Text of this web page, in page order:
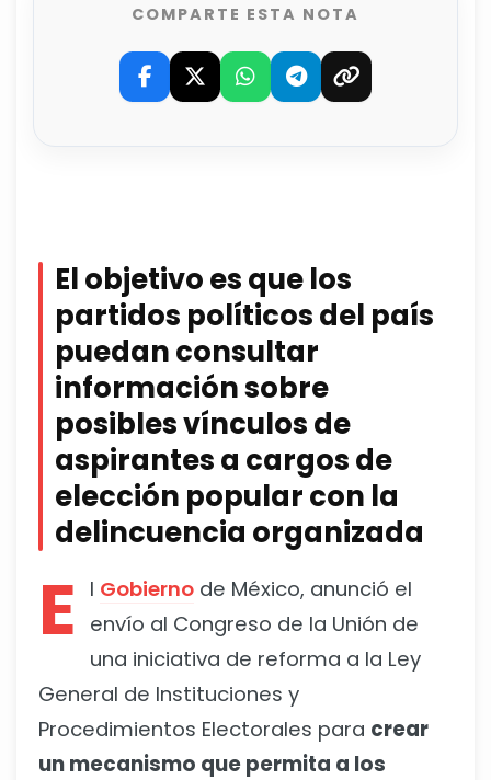
COMPARTE ESTA NOTA
El objetivo es que los
partidos políticos del país
puedan consultar
información sobre
posibles vínculos de
aspirantes a cargos de
elección popular con la
delincuencia organizada
E l Gobierno de México, anunció el
envío al Congreso de la Unión de
una iniciativa de reforma a la Ley
General de Instituciones y
Procedimientos Electorales para crear
un mecanismo que permita a los